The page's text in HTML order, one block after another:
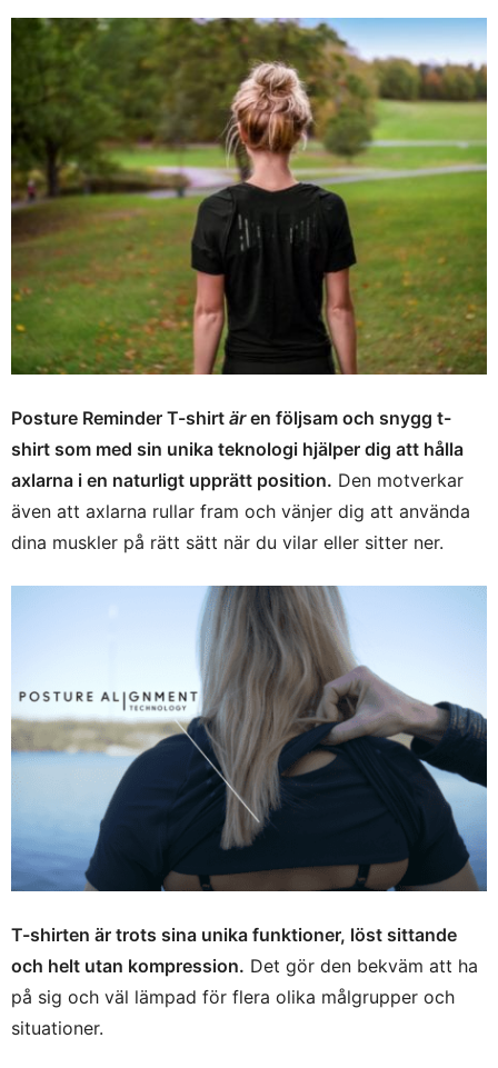
Posture Reminder T-shirt ären följsam och snygg t-
shirt som med sin unika teknologi hjälper dig att hålla
axlarna i en naturligt upprätt position. Den motverkar
även att axlarna rullar fram och vänjer dig att använda
dina muskler på rätt sätt när du vilar eller sitter ner.
T-shirten är trots sina unika funktioner, löst sittande
och helt utan kompression. Det gör den bekväm att ha
på sig och väl lämpad för flera olika målgrupper och
situationer.